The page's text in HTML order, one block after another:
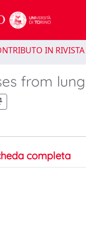
IN RIVISTA
from
completa